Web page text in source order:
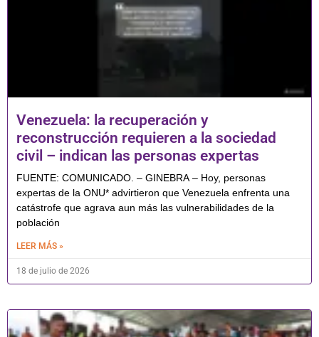
Venezuela: la recuperación y
reconstrucción requieren a la sociedad
civil – indican las personas expertas
FUENTE: COMUNICADO. – GINEBRA – Hoy, personas
expertas de la ONU* advirtieron que Venezuela enfrenta una
catástrofe que agrava aun más las vulnerabilidades de la
población
LEER MÁS »
18 de julio de 2026